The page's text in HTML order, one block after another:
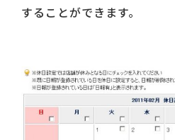
することができます。